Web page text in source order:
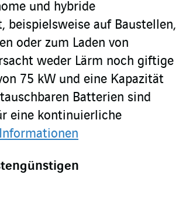
und hybride
beispielsweise auf Baustellen,
oder zum Laden von
weder Lärm noch giftige
75 kW und eine Kapazität
Batterien sind
eine kontinuierliche